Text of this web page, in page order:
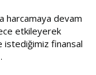
harcamaya devam
etkileyerek
istediğimiz finansal